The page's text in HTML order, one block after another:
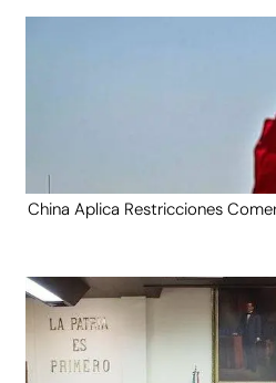
China Aplica Restricciones